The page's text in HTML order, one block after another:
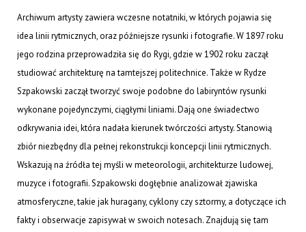
Archiwum artysty zawiera wczesne notatniki, w których pojawia się
idea linii rytmicznych, oraz późniejsze rysunki i fotografie. W 1897 roku
jego rodzina przeprowadziła się do Rygi, gdzie w 1902 roku zaczął
studiować architekturę na tamtejszej politechnice. Także w Rydze
Szpakowski zaczął tworzyć swoje podobne do labiryntów rysunki
wykonane pojedynczymi, ciągłymi liniami. Dają one świadectwo
odkrywania idei, która nadała kierunek twórczości artysty. Stanowią
zbiór niezbędny dla pełnej rekonstrukcji koncepcji linii rytmicznych.
Wskazują na źródła tej myśli w meteorologii, architekturze ludowej,
muzyce i fotografii. Szpakowski dogłębnie analizował zjawiska
atmosferyczne, takie jak huragany, cyklony czy sztormy, a dotyczące ich
fakty i obserwacje zapisywał w swoich notesach. Znajdują się tam